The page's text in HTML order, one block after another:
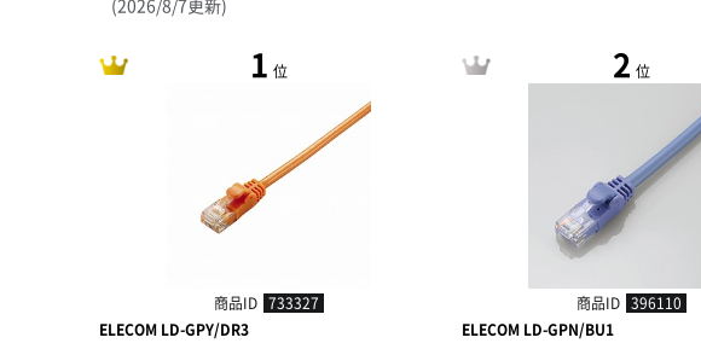
(2026/8/7更新)
1 位
商品ID 733327
ELECOM LD-GPY/DR3
2 位
商品ID 396110
ELECOM LD-GPN/BU1